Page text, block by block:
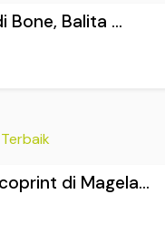
Bone, Balita ...
di Magela...